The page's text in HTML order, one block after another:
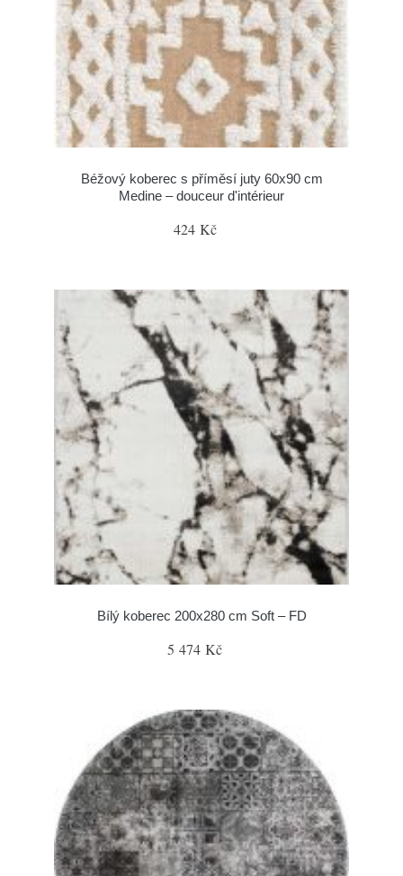
Béžový koberec s příměsí juty 60x90 cm
Medine – douceur d'intérieur
424 Kč
Bílý koberec 200x280 cm Soft – FD
5 474 Kč